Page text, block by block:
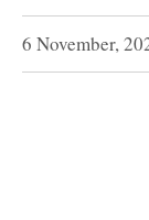
6 November,